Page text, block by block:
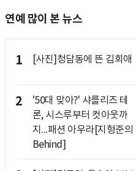
연예 많이 본 뉴스
1 [사진]청담동에 뜬 김희애
2
'50대 맞아?' 샤를리즈 테
론, 시스루부터 컷아웃까
지...패션 아우라[지형준의
Behind]